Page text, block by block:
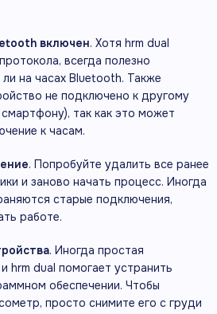
включен. Хотя hrm dual
всегда полезно
на часах Bluetooth. Также
не подключено к другому
так как это может
к часам.
. Попробуйте удалить все ранее
и заново начать процесс. Иногда
старые подключения,
работе.
. Иногда простая
hrm dual помогает устранить
обеспечении. Чтобы
просто снимите его с груди